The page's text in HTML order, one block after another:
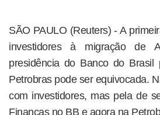
SÃO PAULO (Reuters) - A
investidores à migração de
presidência do Banco do Brasil
Petrobras pode ser equivocada.
com investidores, mas pela de
Finanças no BB e agora na